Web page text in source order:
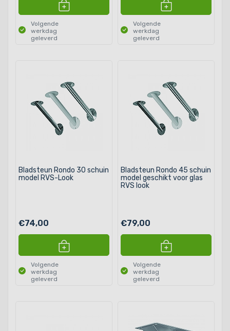
Volgende
werkdag
geleverd
Volgende
werkdag
geleverd
Bladsteun Rondo 30 schuin
model RVS-Look
€74,00
Volgende
werkdag
geleverd
Bladsteun Rondo 45 schuin
model geschikt voor glas
RVS look
€79,00
Volgende
werkdag
geleverd